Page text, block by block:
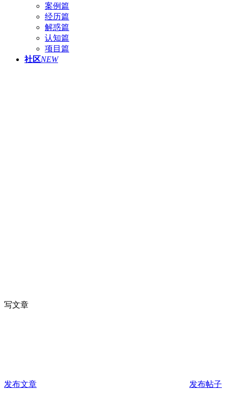
案例篇
经历篇
解惑篇
认知篇
项目篇
社区NEW
写文章
发布文章 发布帖子